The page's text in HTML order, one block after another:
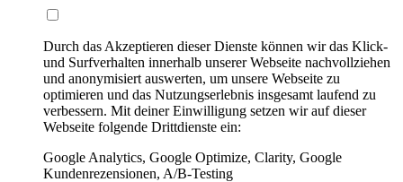
Durch das Akzeptieren dieser Dienste können wir das Klick-
und Surfverhalten innerhalb unserer Webseite nachvollziehen
und anonymisiert auswerten, um unsere Webseite zu
optimieren und das Nutzungserlebnis insgesamt laufend zu
verbessern. Mit deiner Einwilligung setzen wir auf dieser
Webseite folgende Drittdienste ein:
Google Analytics, Google Optimize, Clarity, Google
Kundenrezensionen, A/B-Testing